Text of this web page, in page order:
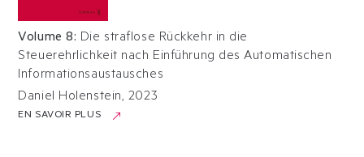
Volume 8: Die straflose Rückkehr in die
Steuerehrlichkeit nach Einführung des Automatischen
Informationsaustausches
Daniel Holenstein, 2023
EN SAVOIR PLUS